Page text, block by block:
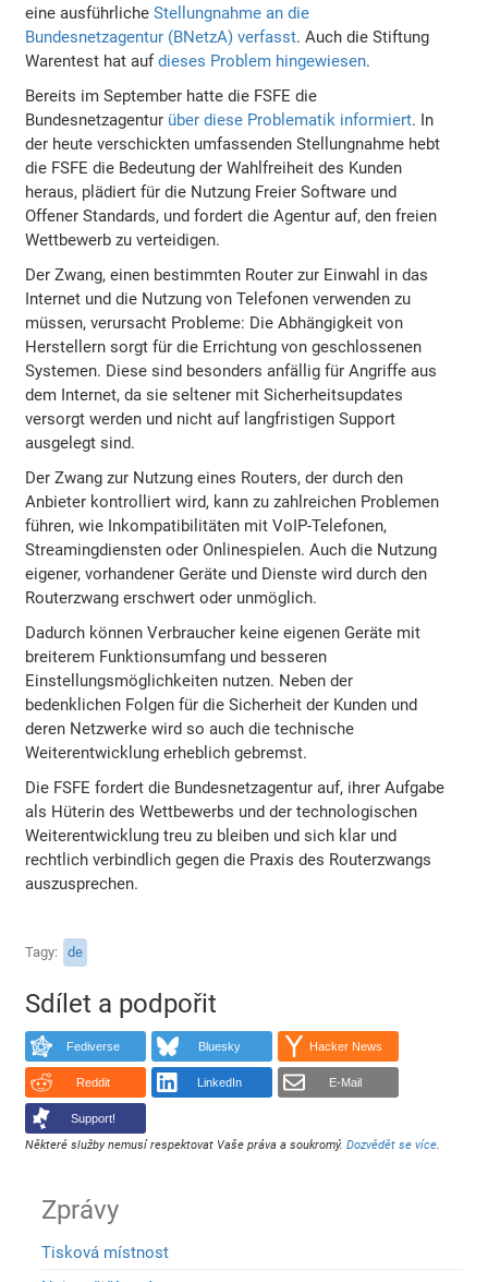
eine ausführlicheStellungnahme an die
Bundesnetzagentur (BNetzA) verfasst. Auch die Stiftung
Warentest hat aufdieses Problem hingewiesen.
Bereits im September hatte die FSFE die
Bundesnetzagentur über diese Problematik informiert. In
der heute verschickten umfassenden Stellungnahme hebt
die FSFE die Bedeutung der Wahlfreiheit des Kunden
heraus, plädiert für die Nutzung Freier Software und
Offener Standards, und fordert die Agentur auf, den freien
Wettbewerb zu verteidigen.
Der Zwang, einen bestimmten Router zur Einwahl in das
Internet und die Nutzung von Telefonen verwenden zu
müssen, verursacht Probleme: Die Abhängigkeit von
Herstellern sorgt für die Errichtung von geschlossenen
Systemen. Diese sind besonders anfällig für Angriffe aus
dem Internet, da sie seltener mit Sicherheitsupdates
versorgt werden und nicht auf langfristigen Support
ausgelegt sind.
Der Zwang zur Nutzung eines Routers, der durch den
Anbieter kontrolliert wird, kann zu zahlreichen Problemen
führen, wie Inkompatibilitäten mit VoIP-Telefonen,
Streamingdiensten oder Onlinespielen. Auch die Nutzung
eigener, vorhandener Geräte und Dienste wird durch den
Routerzwang erschwert oder unmöglich.
Dadurch können Verbraucher keine eigenen Geräte mit
breiterem Funktionsumfang und besseren
Einstellungsmöglichkeiten nutzen. Neben der
bedenklichen Folgen für die Sicherheit der Kunden und
deren Netzwerke wird so auch die technische
Weiterentwicklung erheblich gebremst.
Die FSFE fordert die Bundesnetzagentur auf, ihrer Aufgabe
als Hüterin des Wettbewerbs und der technologischen
Weiterentwicklung treu zu bleiben und sich klar und
rechtlich verbindlich gegen die Praxis des Routerzwangs
auszusprechen.
Tagy de
Sdílet a podpořit
Fediverse Bluesky Hacker News
Reddit LinkedIn E-Mail
Support!
Některé služby nemusí respektovat Vaše práva a soukromý.Dozvědět se více.
Zprávy
Tisková místnost